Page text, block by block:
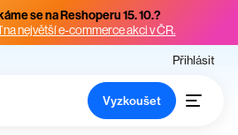
se na Reshoperu 15. 10.?
na největší e-commerce akci v ČR.
Přihlásit
Vyzkoušet